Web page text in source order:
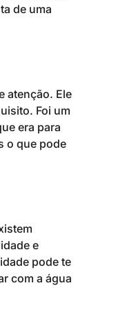
de uma
atenção. Ele
Foi um
era para
o que pode
e
pode te
com a água